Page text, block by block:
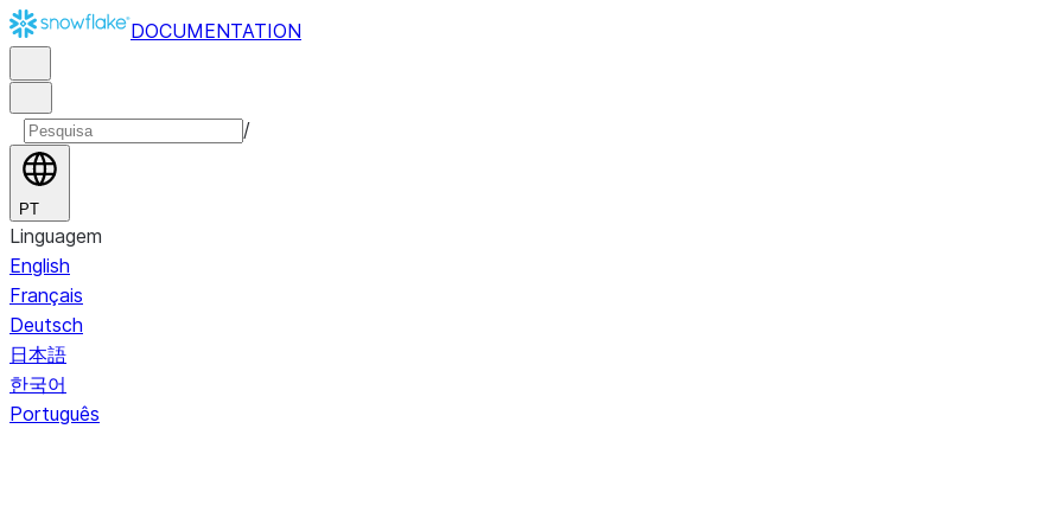
DOCUMENTATION
/
PT
Linguagem
English
Français
Deutsch
日本語
한국어
Português